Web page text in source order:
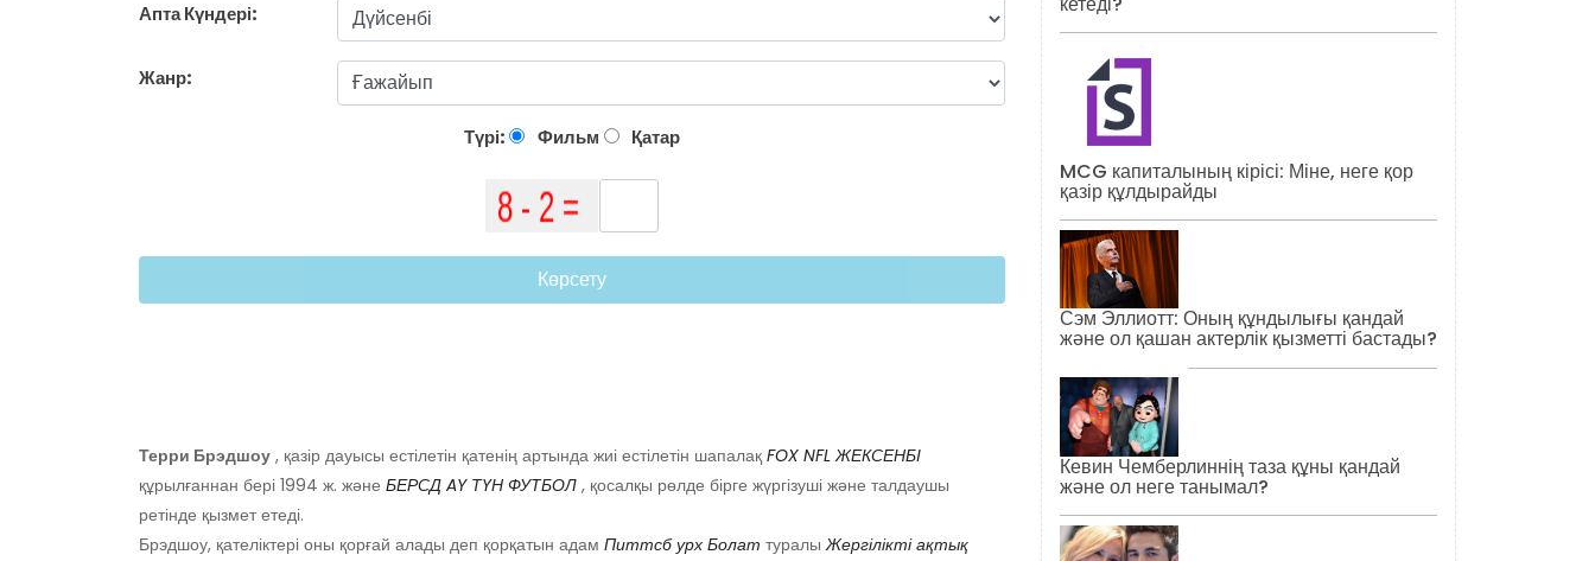
Апта Күндері:
Жанр:
Түрі: Фильм Қатар
Көрсету
Терри Брэдшоу , қазір дауысы естілетін қатенің артында жиі естілетін шапалақ FOX NFL ЖЕКСЕНБІ
құрылғаннан бері 1994 ж. және БЕРСД AY ТҮН ФУТБОЛ , қосалқы рөлде бірге жүргізуші және талдаушы
ретінде қызмет етеді.
Брэдшоу, қателіктері оны қорғай алады деп қорқатын адам Питтсб урх Болат туралы Жергілікті ақтық
MCG капиталының кірісі: Міне, неге қор
қазір құлдырайды
Сэм Эллиотт: Оның құндылығы қандай
және ол қашан актерлік қызметті бастады?
Кевин Чемберлиннің таза құны қандай
және ол неге танымал?